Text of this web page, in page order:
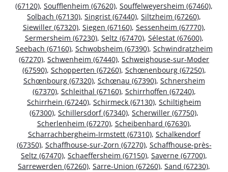
(67120), Soufflenheim (67620), Souffelweyersheim (67460),
Solbach (67130), Singrist (67440), Siltzheim (67260),
Siewiller (67320), Siegen (67160), Sessenheim (67770),
Sermersheim (67230), Seltz (67470), Sélestat (67600),
Seebach (67160), Schwobsheim (67390), Schwindratzheim
(67270), Schwenheim (67440), Schweighouse-sur-Moder
(67590), Schopperten (67260), Schœnenbourg (67250),
Schœnbourg (67320), Schœnau (67390), Schnersheim
(67370), Schleithal (67160), Schirrhoffen (67240),
Schirrhein (67240), Schirmeck (67130), Schiltigheim
(67300), Schillersdorf (67340), Scherwiller (67750),
Scherlenheim (67270), Scheibenhard (67630),
Scharrachbergheim-Irmstett (67310), Schalkendorf
(67350), Schaffhouse-sur-Zorn (67270), Schaffhouse-près-
Seltz (67470), Schaeffersheim (67150), Saverne (67700),
Sarrewerden (67260), Sarre-Union (67260), Sand (67230),